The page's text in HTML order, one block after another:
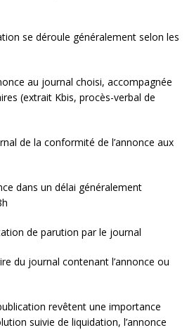
se déroule généralement selon les
au journal choisi, accompagnée
(extrait Kbis, procès-verbal de
de la conformité de l’annonce aux
dans un délai généralement
de parution par le journal
du journal contenant l’annonce ou
revêtent une importance
suivie de liquidation, l’annonce